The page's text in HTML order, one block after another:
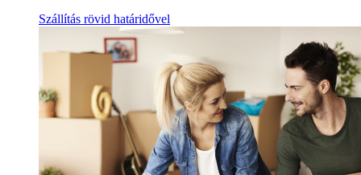
Szállítás rövid határidővel